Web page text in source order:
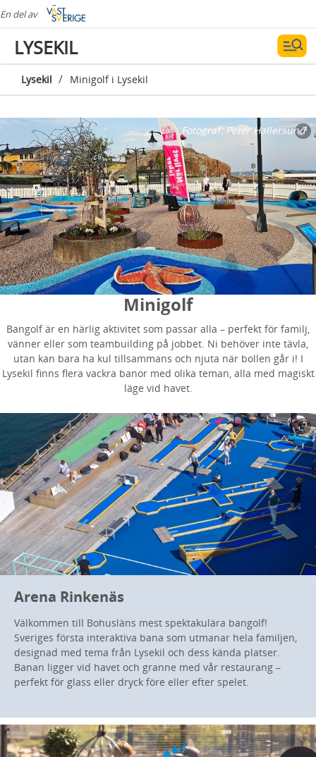
En del av
LYSEKIL
Lysekil / Minigolf i Lysekil
Fotograf:Peter Hallersund
Minigolf
Bangolf är en härlig aktivitet som passar alla – perfekt för familj,
vänner eller som teambuilding på jobbet. Ni behöver inte tävla,
utan kan bara ha kul tillsammans och njuta när bollen går i! I
Lysekil finns flera vackra banor med olika teman, alla med magiskt
läge vid havet.
Arena Rinkenäs
Välkommen till Bohusläns mest spektakulära bangolf!
Sveriges första interaktiva bana som utmanar hela familjen,
designad med tema från Lysekil och dess kända platser.
Banan ligger vid havet och granne med vår restaurang –
perfekt för glass eller dryck före eller efter spelet.